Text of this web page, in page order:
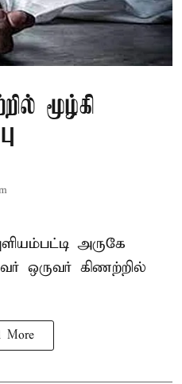
மூழ்கி
அருகே
ஒருவர் கிணற்றில்
More